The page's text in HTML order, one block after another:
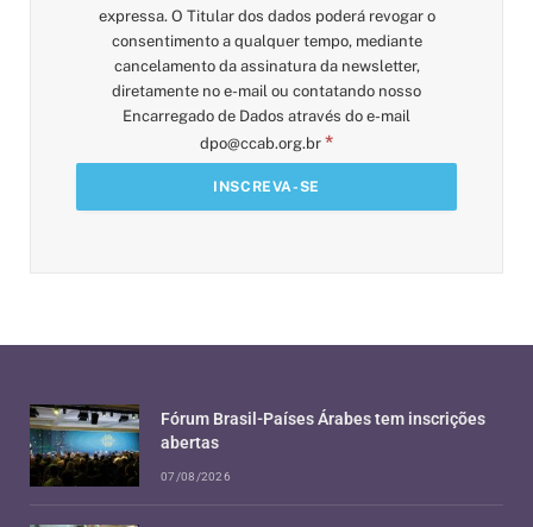
expressa. O Titular dos dados poderá revogar o
consentimento a qualquer tempo, mediante
cancelamento da assinatura da newsletter,
diretamente no e-mail ou contatando nosso
Encarregado de Dados através do e-mail
dpo@ccab.org.br *
Fórum Brasil-Países Árabes tem inscrições
abertas
07/08/2026